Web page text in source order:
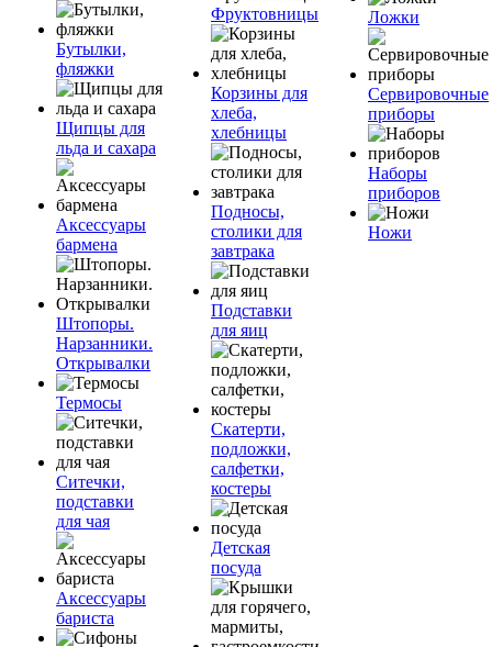
Бутылки,
фляжки
Щипцы для
льда и сахара
Аксессуары
бармена
Штопоры.
Нарзанники.
Открывалки
Термосы
Ситечки,
подставки
для чая
Аксессуары
бариста
Фруктовницы
Корзины для
хлеба,
хлебницы
Подносы,
столики для
завтрака
Подставки
для яиц
Скатерти,
подложки,
салфетки,
костеры
Детская
посуда
Ложки
Сервировочные
приборы
Наборы
приборов
Ножи